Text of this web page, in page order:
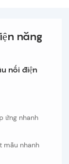
năng
nối điện
ứng nhanh
mẫu nhanh